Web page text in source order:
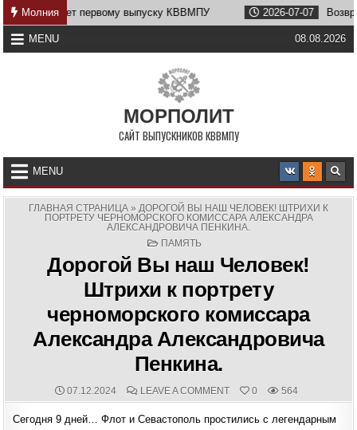
Skip
to
content
Молния
выпуску КВВМПУ 2026-07-07 Возвращение Нахимова
MENU 08.08.2026
МОРПОЛИТ
САЙТ ВЫПУСКНИКОВ КВВМПУ
MENU
ГЛАВНАЯ СТРАНИЦА » ДОРОГОЙ ВЫ НАШ ЧЕЛОВЕК! ШТРИХИ К
ПОРТРЕТУ ЧЕРНОМОРСКОГО КОМИССАРА АЛЕКСАНДРА
АЛЕКСАНДРОВИЧА ПЕНКИНА.
POSTED
ПАМЯТЬ
Дорогой Вы наш Человек!
Штрихи к портрету
черноморского комиссара
Александра Александровича
Пенкина.
PUBLISHED
DATE:
07.12.2024 COMMENTS:
LEAVE A COMMENTON
ДОРОГОЙ
НАШ
0 564
Сегодня 9 дней… Флот и Севастополь простились с легендарным